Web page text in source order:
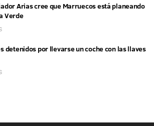
Arias cree que Marruecos está planeando
Verde
detenidos por llevarse un coche con las llaves